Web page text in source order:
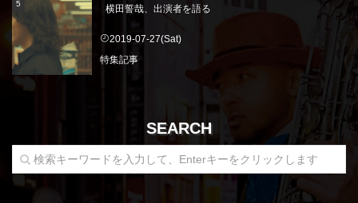
横田誓哉、出演者を語る
2019-07-27(Sat)
特集記事
SEARCH